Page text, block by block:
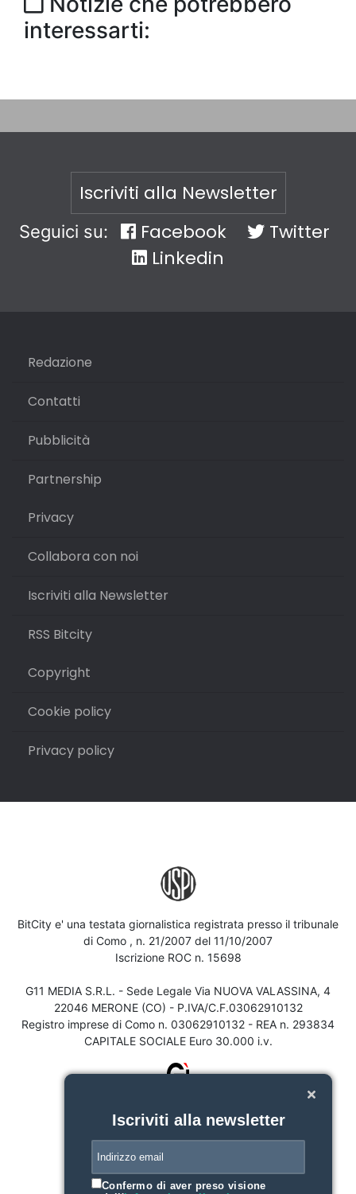
interessarti:
Iscriviti alla Newsletter
Seguici su: Facebook
Twitter
Linkedin
Redazione
Contatti
Pubblicità
Partnership
Privacy
Collabora con noi
Iscriviti alla Newsletter
RSS Bitcity
Copyright
Cookie policy
Privacy policy
BitCity e' una testata giornalistica registrata presso il tribunale
di Como , n. 21/2007 del 11/10/2007
Iscrizione ROC n. 15698
G11 MEDIA S.R.L. - Sede Legale Via NUOVA VALASSINA, 4
22046 MERONE (CO) - P.IVA/C.F.03062910132
Registro imprese di Como n. 03062910132 - REA n. 293834
CAPITALE SOCIALE Euro 30.000 i.v.
Iscriviti alla newsletter
Confermo di aver preso visione